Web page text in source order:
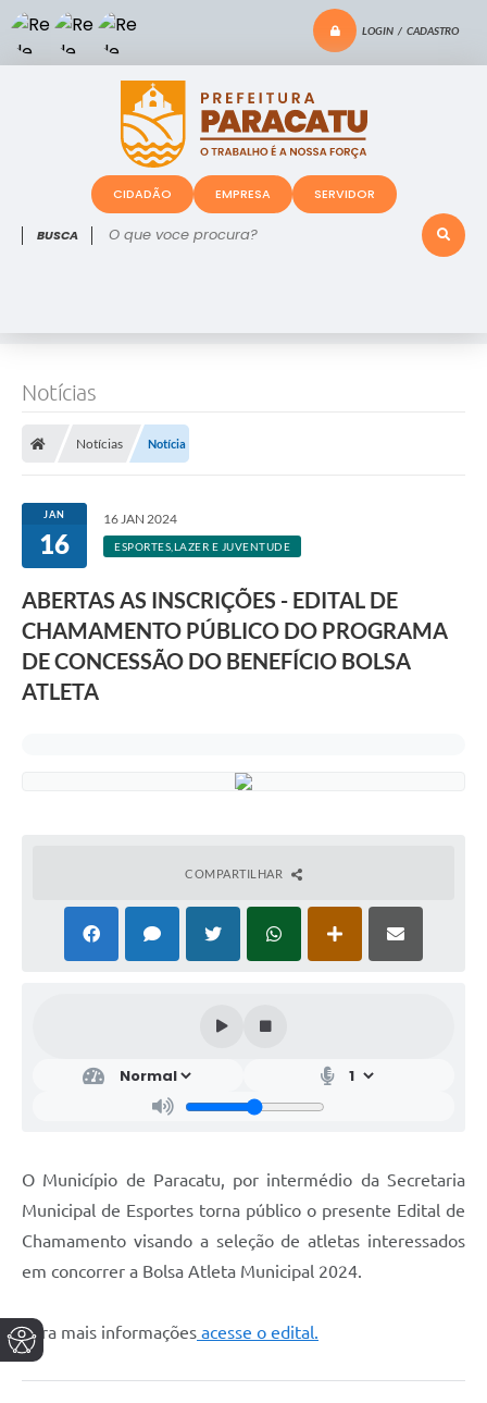
LOGIN / CADASTRO
O que voce procura?
CIDADÃO EMPRESA SERVIDOR
Notícias
Notícias Notícia
JAN
16
16 JAN 2024
ESPORTES,LAZER E JUVENTUDE
ABERTAS AS INSCRIÇÕES - EDITAL DE
CHAMAMENTO PÚBLICO DO PROGRAMA
DE CONCESSÃO DO BENEFÍCIO BOLSA
ATLETA
COMPARTILHAR
O Município de Paracatu, por intermédio da Secretaria
Municipal de Esportes torna público o presente Edital de
Chamamento visando a seleção de atletas interessados
em concorrer a Bolsa Atleta Municipal 2024.
Para mais informações acesse o edital.